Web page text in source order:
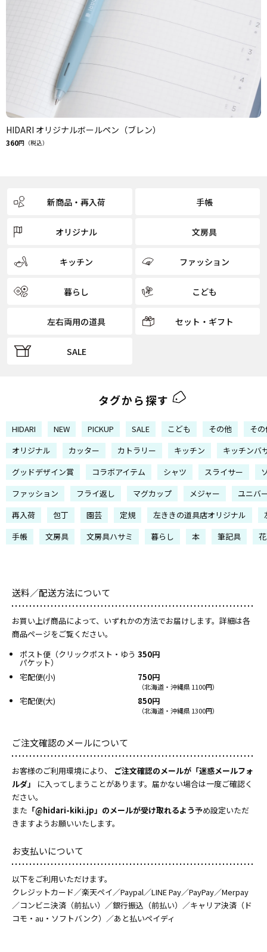
HIDARI オリジナルボールペン（ブレン）
360円（税込）
新商品・再入荷 手帳
オリジナル 文房具
キッチン ファッション
暮らし こども
左右両用の道具 セット・ギフト
SALE
タグから探す
HIDARI NEW PICKUP SALE こども その他
そ
オリジナル
カッター カトラリー キッチン
キッチンバ
グッドデザイン賞
コラボアイテム シャツ スライサー
ファッション
フライ返し マグカップ メジャー
ユニバ
再入荷
包丁 園芸 定規 左ききの道具店オリジナル
手帳
文房具 文房具ハサミ 暮らし 本 筆記具
送料／配送方法について
お買い上げ商品によって、いずれかの方法でお届けします。詳細は各
商品ページをご覧ください。
ポスト便（クリックポスト・ゆう
パケット）
350円
宅配便(小) 750円
（北海道・沖縄県 1100円）
宅配便(大) 850円
（北海道・沖縄県 1300円）
ご注文確認のメールについて
お客様のご利用環境により、
ご注文確認のメールが「迷惑メールフォ
ルダ」
に入ってしまうことがあります。届かない場合は一度ご確認く
ださい。
また 「@hidari-kiki.jp」のメールが受け取れるよう予め設定いただ
きますようお願いいたします。
お支払いについて
以下をご利用いただけます。
クレジットカード／楽天ペイ／Paypal／LINE Pay／PayPay／Merpay
／コンビニ決済（前払い）／銀行振込（前払い）／キャリア決済（ド
コモ・au・ソフトバンク）／あと払いペイディ